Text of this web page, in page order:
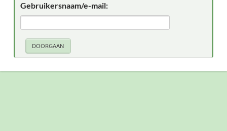
Gebruikersnaam/e-mail: